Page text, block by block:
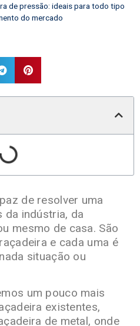
de pressão: ideais para todo tipo
do mercado
de resolver uma
da indústria, da
mesmo de casa. São
e cada uma é
situação ou
um pouco mais
existentes,
de metal, onde